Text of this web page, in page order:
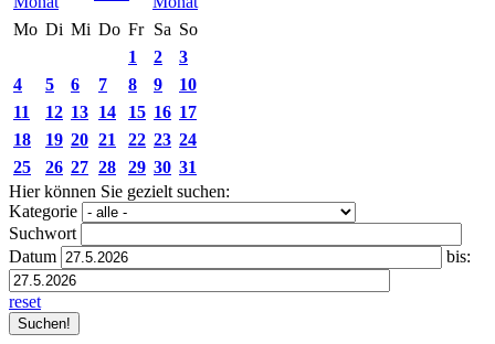
Mo Di Mi Do Fr Sa So
1
2
3
4
5 6 7 8 9
10
11
12 13 14 15 16 17
18
19 20 21 22 23 24
25
26 27 28 29 30 31
Hier können Sie gezielt suchen:
Kategorie
Suchwort
Datum
bis:
reset